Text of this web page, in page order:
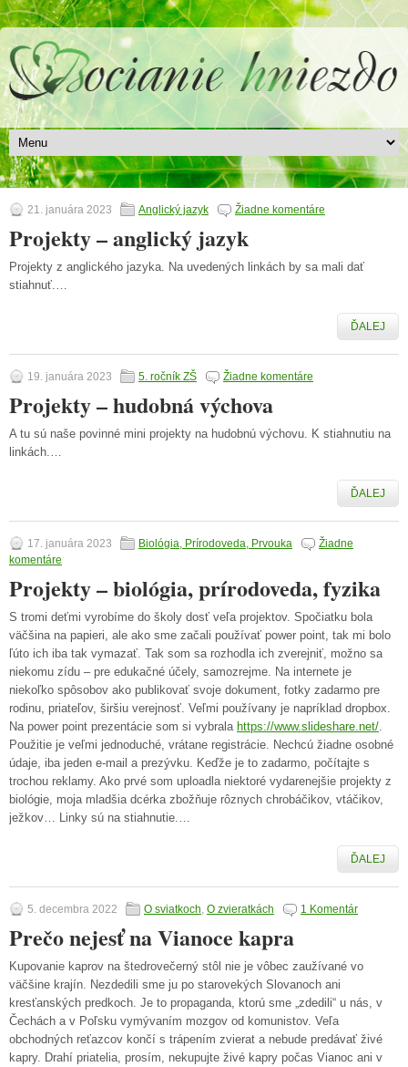
21. januára 2023 Anglický jazyk Žiadne komentáre
Projekty – anglický jazyk
Projekty z anglického jazyka. Na uvedených linkách by sa mali dať
stiahnuť.…
ĎALEJ
19. januára 2023 5. ročník ZŠ Žiadne komentáre
Projekty – hudobná výchova
A tu sú naše povinné mini projekty na hudobnú výchovu. K stiahnutiu na
linkách.…
ĎALEJ
17. januára 2023 Biológia, Prírodoveda, Prvouka
Žiadne
komentáre
Projekty – biológia, prírodoveda, fyzika
S tromi deťmi vyrobíme do školy dosť veľa projektov. Spočiatku bola
väčšina na papieri, ale ako sme začali používať power point, tak mi bolo
ľúto ich iba tak vymazať. Tak som sa rozhodla ich zverejniť, možno sa
niekomu zídu – pre edukačné účely, samozrejme. Na internete je
niekoľko spôsobov ako publikovať svoje dokument, fotky zadarmo pre
rodinu, priateľov, širšiu verejnosť. Veľmi používany je napríklad dropbox.
Na power point prezentácie som si vybrala https://www.slideshare.net/
Použitie je veľmi jednoduché, vrátane registrácie. Nechcú žiadne osobné
údaje, iba jeden e-mail a prezývku. Keďže je to zadarmo, počítajte s
trochou reklamy. Ako prvé som uploadla niektoré vydarenejšie projekty z
biológie, moja mladšia dcérka zbožňuje rôznych chrobáčikov, vtáčikov,
ježkov… Linky sú na stiahnutie.…
ĎALEJ
5. decembra 2022 O sviatkoch O zvieratkách 1 Komentár
Prečo nejesť na Vianoce kapra
Kupovanie kaprov na štedrovečerný stôl nie je vôbec zaužívané vo
väčšine krajín. Nezdedili sme ju po starovekých Slovanoch ani
kresťanských predkoch. Je to propaganda, ktorú sme „zdedili“ u nás, v
Čechách a v Poľsku vymývaním mozgov od komunistov. Veľa
obchodných reťazcov končí s trápením zvierat a nebude predávať živé
kapry. Drahí priatelia, prosím, nekupujte živé kapry počas Vianoc ani v